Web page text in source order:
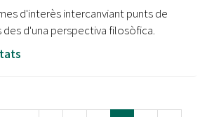
d'interès intercanviant punts de
des d'una perspectiva filosòfica.